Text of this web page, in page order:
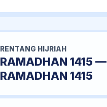
RENTANG HIJRIAH
RAMADHAN 1415 —
RAMADHAN 1415